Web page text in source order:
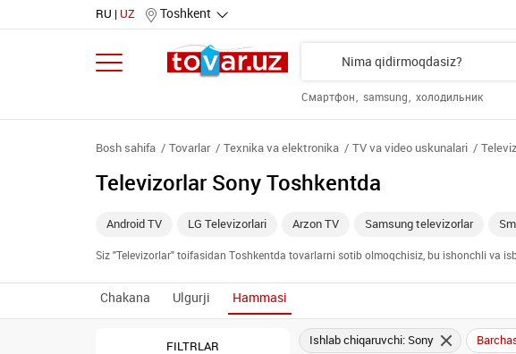
RU UZ Toshkent
Смартфон samsung холодильник
Bosh sahifa Tovarlar Texnika va elektronika TV va video uskunalari
Televizorlar Sony Toshkentda
Android TV LG Televizorlari Arzon TV Samsung televizorlar
Siz "Televizorlar" toifasidan Toshkentda tovarlarni sotib olmoqchisiz, bu ishonchli va
Chakana Ulgurji Hammasi
FILTRLAR Ishlab chiqaruvchi: Sony